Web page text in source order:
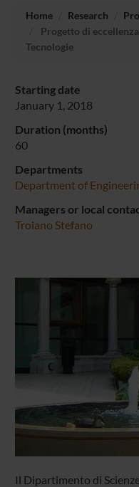
Home Research
Progetto di
Tecnologie
Starting date
January 1, 2018
Duration (months)
60
Departments
Department of
Managers or local
Troiano Stefano
Il Dipartimento di